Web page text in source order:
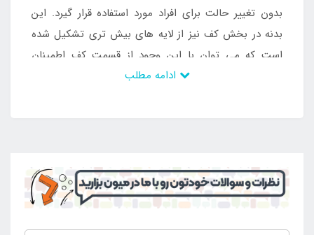
بدون تغییر حالت برای افراد مورد استفاده قرار گیرد. این
بدنه در بخش کف نیز از لایه های بیش تری تشکیل شده
است که می توان با این وجود از قسمت کف اطمینان
داشت و استفاده از آن در شرایط گوناگون را مد نظر قرار
خرید این محصول تنها از طریقنمایندگی اینتکسانجام
می شود.